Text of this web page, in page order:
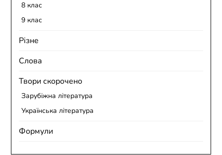
8 клас
9 клас
Різне
Слова
Твори скорочено
Зарубіжна література
Українська література
Формули